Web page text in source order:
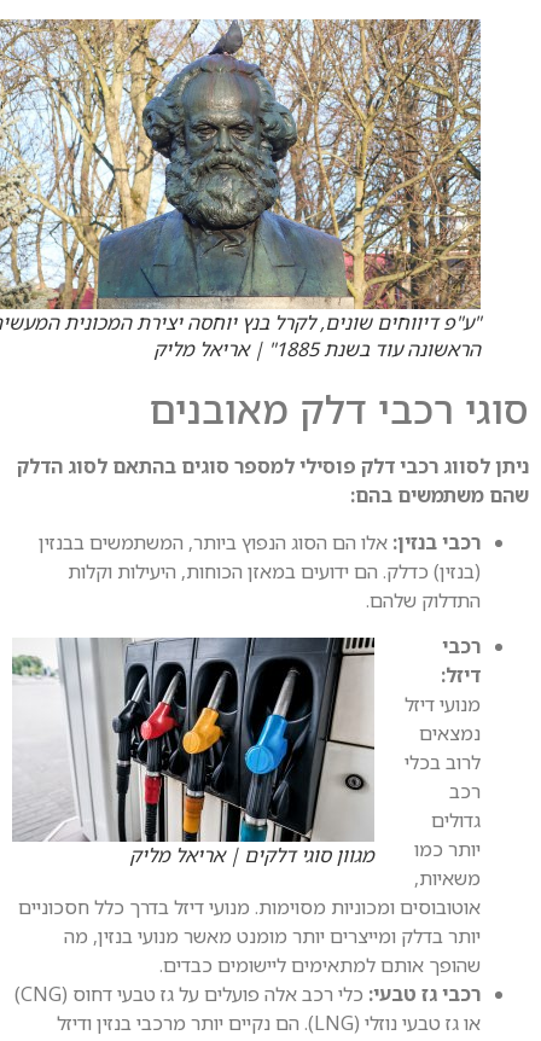
"ע"פ דיווחים שונים, לקרל בנץ יוחסה יצירת המכונית המעשית
הראשונה עוד בשנת 1885" | אריאל מליק
רכבי דלק מאובנים
לסווג רכבי דלק פוסילי למספר סוגים בהתאם לסוג הדלק
משתמשים בהם:
רכבי בנזין:אלו הם הסוג הנפוץ ביותר, המשתמשים בבנזין
(בנזין) כדלק. הם ידועים במאזן הכוחות, היעילות וקלות
התדלוק שלהם.
מגוון סוגי דלקים | אריאל מליק
רכבי
דיזל:
מנועי דיזל
נמצאים
לרוב בכלי
גדולים
יותר כמו
משאיות,
אוטובוסים ומכוניות מסוימות. מנועי דיזל בדרך כלל חסכוניים
יותר בדלק ומייצרים יותר מומנט מאשר מנועי בנזין, מה
שהופך אותם למתאימים ליישומים כבדים.
רכבי גז טבעי:
כלי רכב אלה פועלים על גז טבעי דחוס (CNG)
או גז טבעי נוזלי (LNG). הם נקיים יותר מרכבי בנזין ודיזל